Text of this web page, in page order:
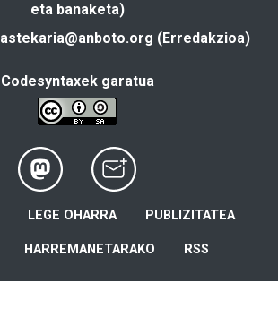
eta banaketa)
astekaria@anboto.org (Erredakzioa)
Codesyntaxek garatua
LEGE OHARRA PUBLIZITATEA
HARREMANETARAKO RSS